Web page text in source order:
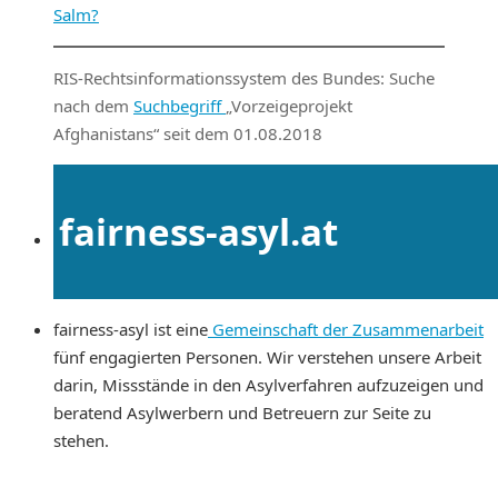
Salm?
RIS-Rechtsinformationssystem des Bundes: Suche
nach dem Suchbegriff „Vorzeigeprojekt
Afghanistans“ seit dem 01.08.2018
fairness-asyl.at
fairness-asyl ist eine Gemeinschaft der Zusammenarbeit
fünf engagierten Personen. Wir verstehen unsere Arbeit
darin, Missstände in den Asylverfahren aufzuzeigen und
beratend Asylwerbern und Betreuern zur Seite zu
stehen.